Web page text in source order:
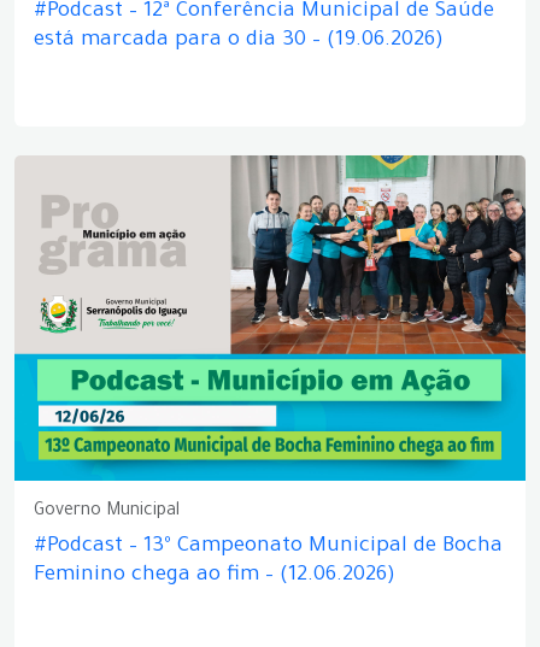
#Podcast – 12ª Conferência Municipal de Saúde
está marcada para o dia 30 – (19.06.2026)
Governo Municipal
#Podcast – 13º Campeonato Municipal de Bocha
Feminino chega ao fim – (12.06.2026)